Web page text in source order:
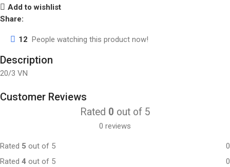
Add to wishlist
Share:
12 People watching this product now!
Description
20/3 VN
Customer Reviews
Rated 0 out of 5
0 reviews
Rated 5 out of 5
0
Rated 4 out of 5
0